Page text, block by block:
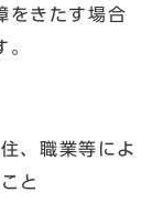
をきたす場合
、職業等によ
と